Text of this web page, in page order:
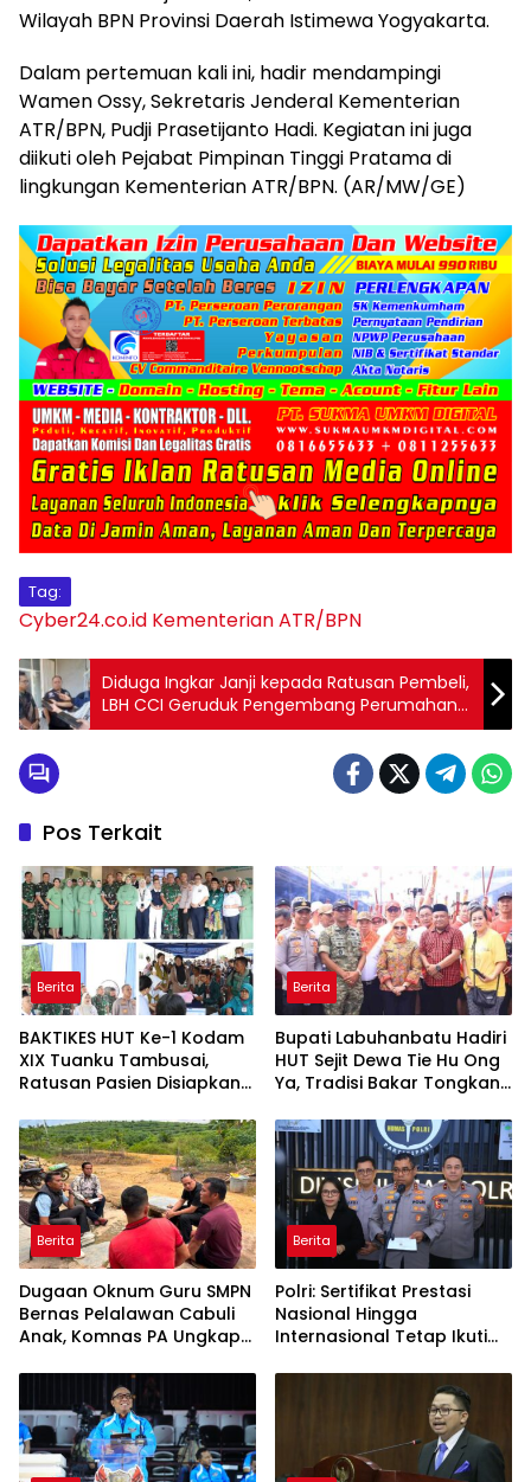
Wilayah BPN Provinsi Daerah Istimewa Yogyakarta.
Dalam pertemuan kali ini, hadir mendampingi
Wamen Ossy, Sekretaris Jenderal Kementerian
ATR/BPN, Pudji Prasetijanto Hadi. Kegiatan ini juga
diikuti oleh Pejabat Pimpinan Tinggi Pratama di
lingkungan Kementerian ATR/BPN. (AR/MW/GE)
Tag:
Cyber24.co.id Kementerian ATR/BPN
Diduga Ingkar Janji kepada Ratusan Pembeli,
LBH CCI Geruduk Pengembang Perumahan
Lotus Star
Pos Terkait
Berita
BAKTIKES HUT Ke-1 Kodam
XIX Tuanku Tambusai,
Ratusan Pasien Disiapkan
Berita
Bupati Labuhanbatu Hadiri
HUT Sejit Dewa Tie Hu Ong
Ya, Tradisi Bakar Tongkang
Berita
Dugaan Oknum Guru SMPN
Bernas Pelalawan Cabuli
Anak, Komnas PA Ungkap
Polres Sejak Juli
Berita
Polri: Sertifikat Prestasi
Nasional Hingga
Internasional Tetap Ikuti
Rekrutmen Polri